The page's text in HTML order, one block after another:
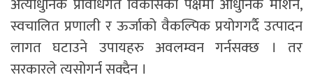
स्वचालित प्रणाली र ऊर्जाको वैकल्पिक प्रयोगगर्दै उत्पादन
लागत घटाउने उपायहरु अवलम्वन गर्नसक्छ । तर
सरकारले त्यसोगर्न सक्दैन ।